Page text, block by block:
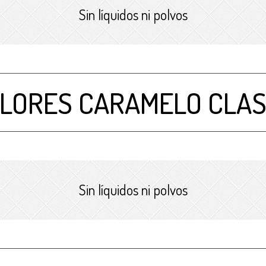
Sin líquidos ni polvos
CARAMELO
Sin líquidos ni polvos